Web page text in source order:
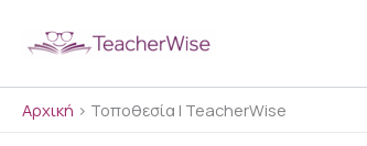
Αρχική > Τοποθεσία | TeacherWise